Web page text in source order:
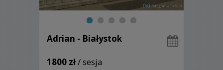
Adrian - Białystok
1800 zł/ sesja